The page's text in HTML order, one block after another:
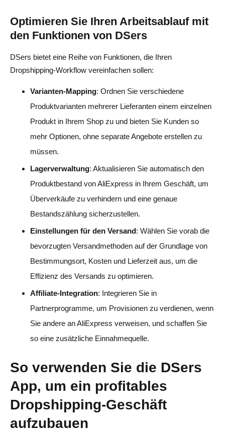
Optimieren Sie Ihren Arbeitsablauf mit
den Funktionen von DSers
DSers bietet eine Reihe von Funktionen, die Ihren
Dropshipping-Workflow vereinfachen sollen:
Varianten-Mapping: Ordnen Sie verschiedene
Produktvarianten mehrerer Lieferanten einem einzelnen
Produkt in Ihrem Shop zu und bieten Sie Kunden so
mehr Optionen, ohne separate Angebote erstellen zu
müssen.
Lagerverwaltung: Aktualisieren Sie automatisch den
Produktbestand von AliExpress in Ihrem Geschäft, um
Überverkäufe zu verhindern und eine genaue
Bestandszählung sicherzustellen.
Einstellungen für den Versand: Wählen Sie vorab die
bevorzugten Versandmethoden auf der Grundlage von
Bestimmungsort, Kosten und Lieferzeit aus, um die
Effizienz des Versands zu optimieren.
Affiliate-Integration: Integrieren Sie in
Partnerprogramme, um Provisionen zu verdienen, wenn
Sie andere an AliExpress verweisen, und schaffen Sie
so eine zusätzliche Einnahmequelle.
So verwenden Sie die DSers
App, um ein profitables
Dropshipping-Geschäft
aufzubauen